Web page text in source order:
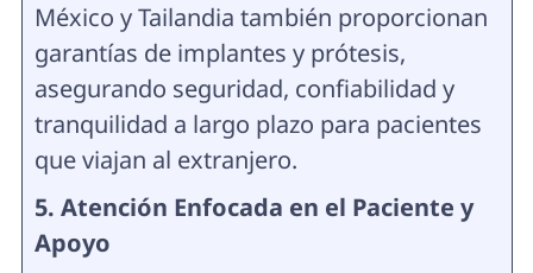
México y Tailandia también proporcionan
garantías de implantes y prótesis,
asegurando seguridad, confiabilidad y
tranquilidad a largo plazo para pacientes
que viajan al extranjero.
5. Atención Enfocada en el Paciente y
Apoyo